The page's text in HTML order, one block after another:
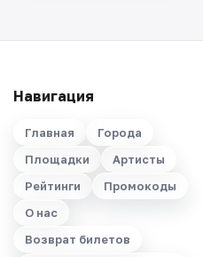
Навигация
Главная
Города
Площадки
Артисты
Рейтинги
Промокоды
О нас
Возврат билетов